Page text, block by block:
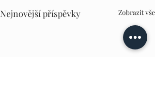
Nejnovější příspěvky Zobrazit vše